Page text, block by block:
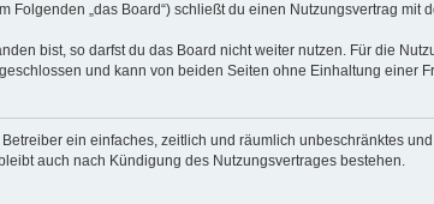
Folgenden „das Board“) schließt du einen Nutzungsvertrag
bist, so darfst du das Board nicht weiter nutzen. Für die
und kann von beiden Seiten ohne Einhaltung einer
ein einfaches, zeitlich und räumlich unbeschränktes
auch nach Kündigung des Nutzungsvertrages bestehen.